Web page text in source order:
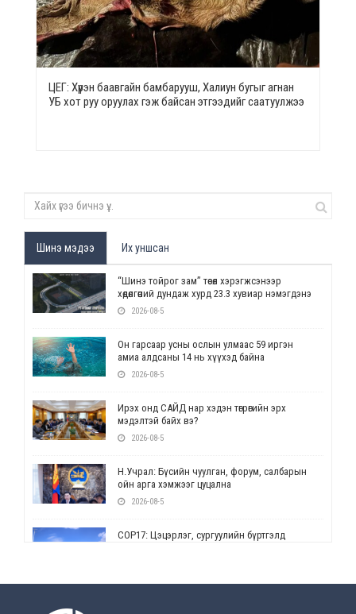
ЦЕГ: Хүрэн баавгайн бамбарууш, Халиун бугыг агнан
УБ хот руу оруулах гэж байсан этгээдийг саатуулжээ
Шинэ мэдээ Их уншсан
“Шинэ тойрог зам” төсөл хэрэгжсэнээр
хөдөлгөөний дундаж хурд 23.3 хувиар нэмэгдэнэ
2026-08-5
Он гарсаар усны ослын улмаас 59 иргэн
амиа алдсаны 14 нь хүүхэд байна
2026-08-5
Ирэх онд САЙД нар хэдэн төгрөгийн эрх
мэдэлтэй байх вэ?
2026-08-5
Н.Учрал: Бүсийн чуулган, форум, салбарын
ойн арга хэмжээг цуцална
2026-08-5
СОР17: Цэцэрлэг, сургуулийн бүртгэлд